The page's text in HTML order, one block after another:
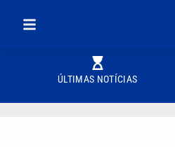
ÚLTIMAS NOTÍCIAS